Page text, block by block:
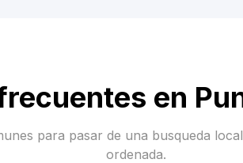
en
para pasar de una busqueda
ordenada.